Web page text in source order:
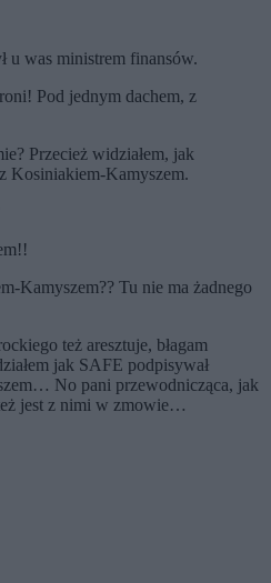
u was ministrem finansów.
Pod jednym dachem, z
Przecież widziałem, jak
Kosiniakiem-Kamyszem.
Tu nie ma żadnego
też aresztuje, błagam
jak SAFE podpisywał
No pani przewodnicząca, jak
jest z nimi w zmowie…